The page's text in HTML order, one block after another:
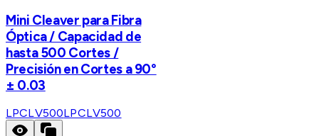
Mini Cleaver para Fibra
Óptica / Capacidad de
hasta 500 Cortes /
Precisión en Cortes a 90°
± 0.03
LPCLV500LPCLV500